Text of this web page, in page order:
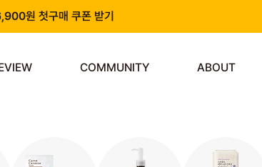
원 첫구매 쿠폰 받기
COMMUNITY ABOUT